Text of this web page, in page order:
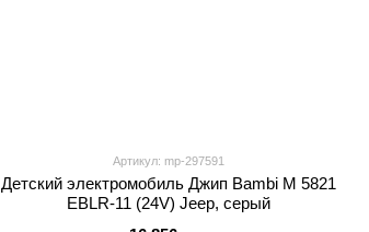
Артикул: mp-297591
Детский электромобиль Джип Bambi M 5821
EBLR-11 (24V) Jeep, серый